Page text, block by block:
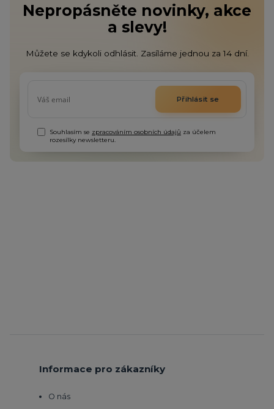
Nepropásněte novinky, akce
a slevy!
Můžete se kdykoli odhlásit. Zasíláme jednou za 14 dní.
Přihlásit se
Souhlasím se zpracováním osobních údajů za účelem
rozesílky newsletteru.
Informace pro zákazníky
O nás